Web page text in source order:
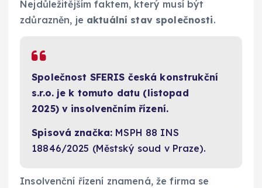
Nejdůležitějším faktem, který musí být
zdůrazněn, je aktuální stav společnosti.
Společnost SFERIS česká konstrukční
s.r.o. je k tomuto datu (listopad
2025) v insolvenčním řízení.
Spisová značka: MSPH 88 INS
18846/2025 (Městský soud v Praze).
Insolvenční řízení znamená, že firma se